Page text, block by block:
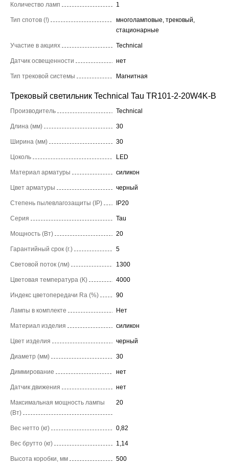
Количество ламп 1
Тип спотов (!)
многоламповые, трековый,
стационарные
Участие в акциях Technical
Датчик освещенности нет
Тип трековой системы Магнитная
Трековый светильник Technical Tau TR101-2-20W4K-B
Производитель Technical
Длина (мм) 30
Ширина (мм) 30
Цоколь LED
Материал арматуры силикон
Цвет арматуры черный
Степень пылевлагозащиты (IP) IP20
Серия Tau
Мощность (Вт) 20
Гарантийный срок (г.) 5
Световой поток (лм) 1300
Цветовая температура (К) 4000
Индекс цветопередачи Ra (%) 90
Лампы в комплекте Нет
Материал изделия силикон
Цвет изделия черный
Диаметр (мм) 30
Диммирование нет
Датчик движения нет
Максимальная мощность лампы
(Вт)
20
Вес нетто (кг) 0,82
Вес брутто (кг) 1,14
Высота коробки, мм 500